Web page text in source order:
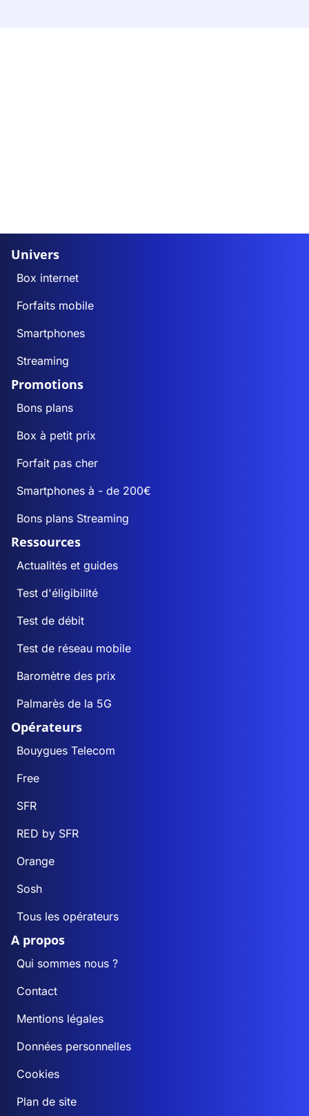
Univers
Box internet
Forfaits mobile
Smartphones
Streaming
Promotions
Bons plans
Box à petit prix
Forfait pas cher
Smartphones à - de 200€
Bons plans Streaming
Ressources
Actualités et guides
Test d'éligibilité
Test de débit
Test de réseau mobile
Baromètre des prix
Palmarès de la 5G
Opérateurs
Bouygues Telecom
Free
SFR
RED by SFR
Orange
Sosh
Tous les opérateurs
A propos
Qui sommes nous ?
Contact
Mentions légales
Données personnelles
Cookies
Plan de site